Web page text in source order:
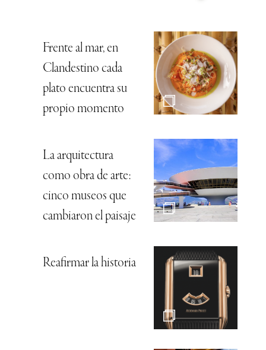
Frente al mar, en
Clandestino cada
plato encuentra su
propio momento
La arquitectura
como obra de arte:
cinco museos que
cambiaron el paisaje
Reafirmar la historia